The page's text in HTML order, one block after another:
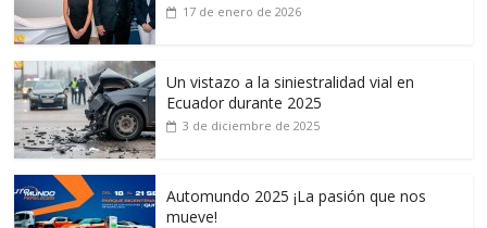
17 de enero de 2026
Un vistazo a la siniestralidad vial en
Ecuador durante 2025
3 de diciembre de 2025
Automundo 2025 ¡La pasión que nos
mueve!